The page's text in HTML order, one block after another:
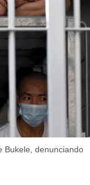
Bukele, denunciando